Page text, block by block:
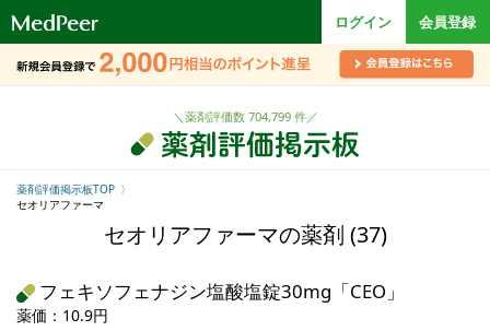
ロ
ゴ
ログイン 会員登録
＼薬剤評価数 704,799 件／
薬剤評価掲示板TOP
セオリアファーマ
セオリアファーマの薬剤 (37)
フェキソフェナジン塩酸塩錠30mg「CEO」
薬価：10.9円